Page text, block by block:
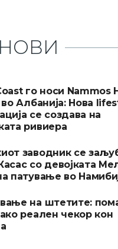
го носи Nammos
Албанија: Нова
се создава на
ривиера
заводник се
со девојката
патување во
на штетите:
реален чекор кон